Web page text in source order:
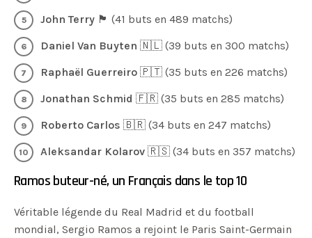
John Terry 🏴󠁧󠁢󠁥󠁮󠁧󠁿 (41 buts en 489 matchs)
Daniel Van Buyten 🇳🇱 (39 buts en 300 matchs)
Raphaël Guerreiro 🇵🇹 (35 buts en 226 matchs)
Jonathan Schmid 🇫🇷 (35 buts en 285 matchs)
Roberto Carlos 🇧🇷 (34 buts en 247 matchs)
Aleksandar Kolarov 🇷🇸 (34 buts en 357 matchs)
Ramos buteur-né, un Français dans le top 10
Véritable légende du Real Madrid et du football
mondial, Sergio Ramos a rejoint le Paris Saint-Germain